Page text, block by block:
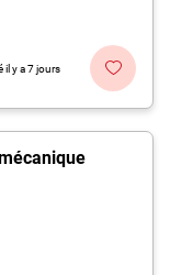
il y a 7 jours